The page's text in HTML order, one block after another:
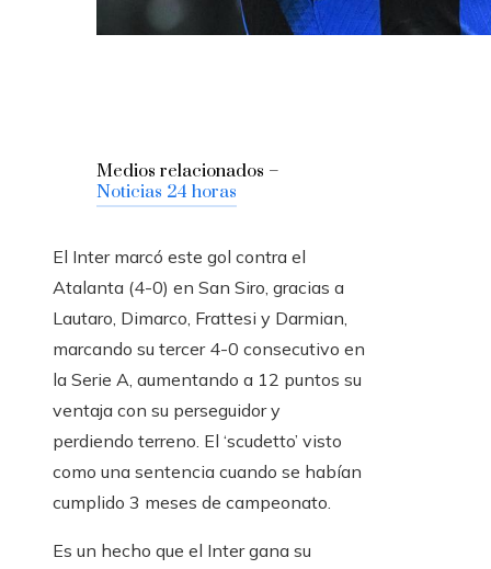
Medios relacionados –
Noticias 24 horas
El Inter marcó este gol contra el
Atalanta (4-0) en San Siro, gracias a
Lautaro, Dimarco, Frattesi y Darmian,
marcando su tercer 4-0 consecutivo en
la Serie A, aumentando a 12 puntos su
ventaja con su perseguidor y
perdiendo terreno. El ‘scudetto’ visto
como una sentencia cuando se habían
cumplido 3 meses de campeonato.
Es un hecho que el Inter gana su